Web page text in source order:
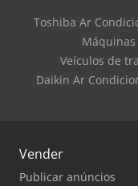
Toshiba Ar
Veículos de
Daikin Ar
Vender
Publicar anúncios